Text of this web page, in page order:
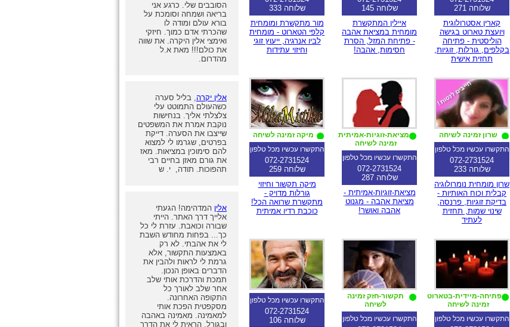
שלוחה 271
קארין אסטרולוגית
ויועצת טארוט בגישה
הוליסטית - פתיחה
בקלפים, גורלות, זוגיות,
תחזית אישית
שלוחה 145
איילין המתקשרת
מומחית במציאת אהבה
- פתיחת המזל, הסרת
חסימות, אהבה!
שלוחה 333
מור מתקשרת ומומחית
קלפי הטארוט - מומחית
לביו אנרגיה, ייעוץ זוגי
וחיזוי עתידות
שרון זמינה לשיחה
התקשרו עכשיו מכל טלפון
072-2731524
שלוחה 233
שרון מומחית נומרולוגיה
קבלית וכוח האותיות -
בדיקת זוגיות, פרנסה,
שינוי שמות, תחזית
לעתיד
מציאת-זוגיות-אמיתית
זמינה לשיחה
התקשרו עכשיו מכל טלפון
072-2731524
שלוחה 287
מציאת-זוגיות-אמיתית -
מציאת אהבה - מגנוט
אהבה ואושר!
מיקה זמינה לשיחה
התקשרו עכשיו מכל טלפון
072-2731524
שלוחה 259
מיקה תקשור וחיזוי
גורלות מדויק -
מתקשרת שרואה הכל!
כוכבת רדיו אמיתית
פתיחה-מיידית-בטארוט
זמינה לשיחה
התקשרו עכשיו מכל טלפון
תקשור-חזק זמינה
לשיחה
התקשרו עכשיו מכל טלפון
התקשרו עכשיו מכל טלפון
072-2731524
שלוחה 106
הסובבים שלי. כרגע אני
בריאה ושמחה וסומכת על
בורא עולם ומודה לו
שהכרתי אדם כמוך. חיזקי
ואימצי אלין היקרה. את שווה
את כולם!!! מאת א.ל
מהדרום.
אלין יקרה, בליל סערה
כשהעולם התמוטט עלי
צלצלתי אליך. בנחישות
נוקבת אמרת את המשפטים
שייצבו את הסערה. דייקת
בפרטים, שגרמו לי למצוא
להם סימוכין במציאות. מאז
את גורם מאזן בחיים רבי
תהפוכות. תודה, י. ש
אלין המדהימה! הגעתי
אלייך דרך האתר. הייתי
שבורה וכואבת. עזרת לי כל
כך... בפחות מחודש השבת
לי את אהבתי. לא רק
באמצעות התקשור, אלא
גרמת לי לראות ולהבין את
הדברים באופן הנכון.
תמכת והדרכת אותי שלב
אחר שלב לאורך כל
התקופה האחרונה.
מסקפטית הפכת אותי
למאמינה. מאמינה באהבה
ובגורל. הראית לי את הדרך